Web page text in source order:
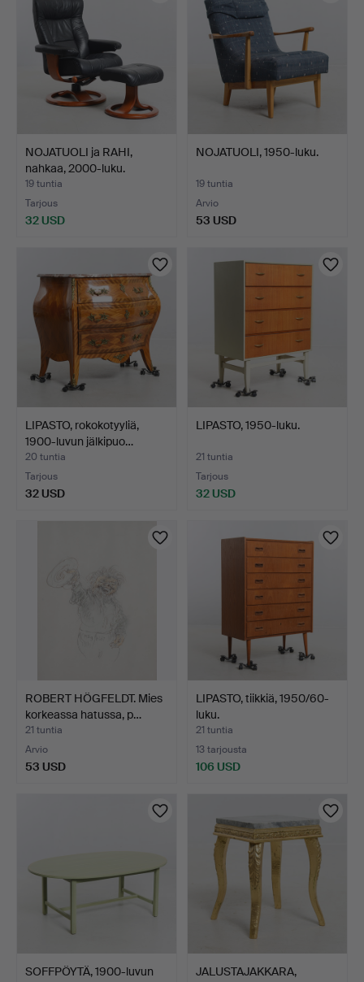
NOJATUOLI ja RAHI,
nahkaa, 2000-luku.
19 tuntia
Tarjous
32 USD
NOJATUOLI, 1950-luku.
19 tuntia
Arvio
53 USD
LIPASTO, rokokotyyliä,
1900-luvun jälkipuo…
20 tuntia
Tarjous
32 USD
LIPASTO, 1950-luku.
21 tuntia
Tarjous
32 USD
ROBERT HÖGFELDT. Mies
korkeassa hatussa, p…
21 tuntia
Arvio
53 USD
LIPASTO, tiikkiä, 1950/60-
luku.
21 tuntia
13 tarjousta
106 USD
SOFFPÖYTÄ, 1900-luvun
JALUSTAJAKKARA,